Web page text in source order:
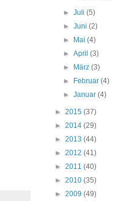
►Juli(5)
►Juni(2)
►
Mai(4)
►April(3)
►
März(3)
►
Februar(4)
►Januar(4)
► 2015 (37)
► 2014 (29)
► 2013 (44)
► 2012 (41)
► 2011 (40)
► 2010 (35)
► 2009 (49)